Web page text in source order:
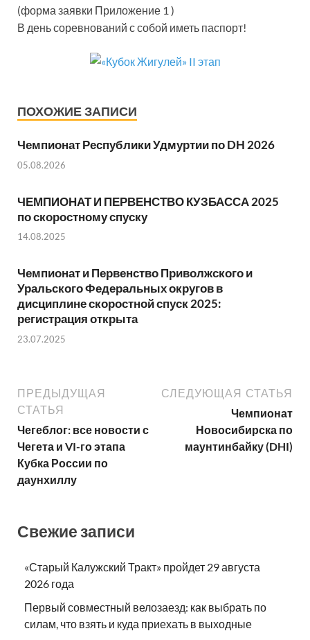
(форма заявки Приложение 1 )
В день соревнований с собой иметь паспорт!
ПОХОЖИЕ ЗАПИСИ
Чемпионат Республики Удмуртии по DH 2026
05.08.2026
ЧЕМПИОНАТ И ПЕРВЕНСТВО КУЗБАССА 2025
по скоростному спуску
14.08.2025
Чемпионат и Первенство Приволжского и
Уральского Федеральных округов в
дисциплине скоростной спуск 2025:
регистрация открыта
23.07.2025
ПРЕДЫДУЩАЯ
СТАТЬЯ
Чегеблог: все новости с
Чегета и VI-го этапа
Кубка России по
даунхиллу
СЛЕДУЮЩАЯ СТАТЬЯ
Чемпионат
Новосибирска по
маунтинбайку (DHI)
Свежие записи
«Старый Калужский Тракт» пройдет 29 августа
2026 года
Первый совместный велозаезд: как выбрать по
силам, что взять и куда приехать в выходные